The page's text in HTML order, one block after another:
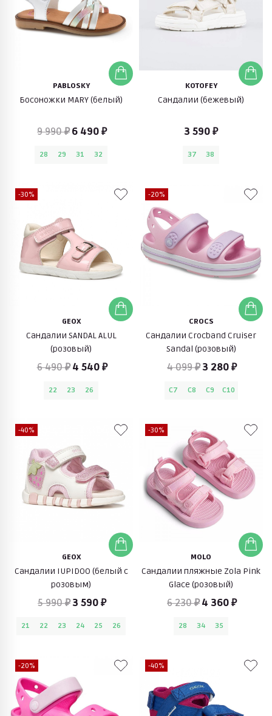
PABLOSKY
Босоножки MARY (белый)
9 990 ₽ 6 490 ₽
28 29 31 32
KOTOFEY
Сандалии (бежевый)
3 590 ₽
37 38
-30%
GEOX
Сандалии SANDAL ALUL
(розовый)
6 490 ₽ 4 540 ₽
22 23 26
-20%
CROCS
Сандалии Crocband Cruiser
Sandal (розовый)
4 099 ₽3 280 ₽
C7 C8 C9 C10
-40%
GEOX
Сандалии IUPIDOO (белый с
розовым)
5 990 ₽3 590 ₽
21 22 23 24 25 26
-30%
MOLO
Сандалии пляжные Zola Pink
Glace (розовый)
6 230 ₽ 4 360 ₽
28 34 35
-20% -40%